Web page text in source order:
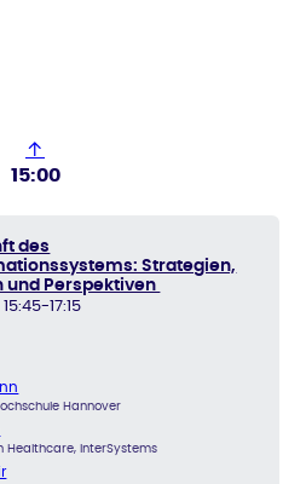
↑
15:00
des
Strategien,
und Perspektiven
15:45-17:15
Hannover
Healthcare, InterSystems